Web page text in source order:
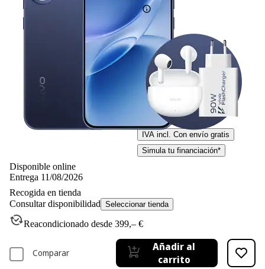
Ficha técnica
-6%
449,– €449,00€
419,– €419,00€
IVA incl. Con envío gratis
Simula tu financiación*
Disponible online
Entrega 11/08/2026
Recogida en tienda
Consultar disponibilidad Seleccionar tienda
Reacondicionado desde 399,– €
Comparar
Añadir al
carrito